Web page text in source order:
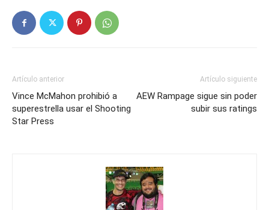
Artículo anterior
Vince McMahon prohibió a
superestrella usar el Shooting
Star Press
Artículo siguiente
AEW Rampage sigue sin poder
subir sus ratings